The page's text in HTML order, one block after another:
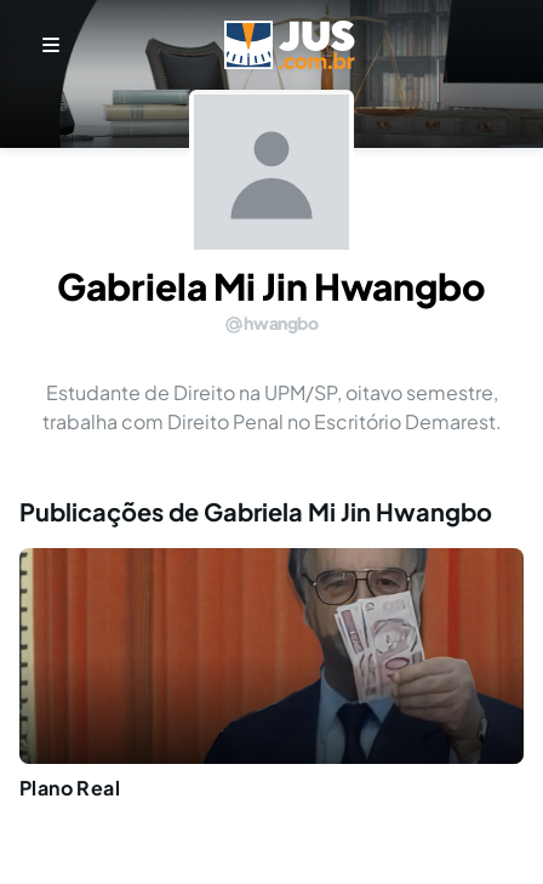
Gabriela Mi Jin Hwangbo
hwangbo
Estudante de Direito na UPM/SP, oitavo semestre,
trabalha com Direito Penal no Escritório Demarest.
Publicações de Gabriela Mi Jin Hwangbo
Plano Real